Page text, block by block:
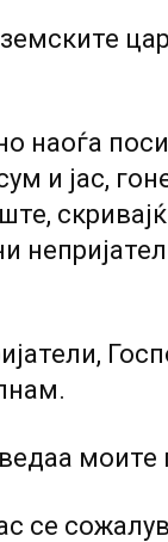
наоѓа
и јас,
моите
се